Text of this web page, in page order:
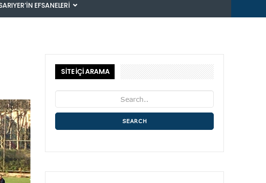
EFSANELERI
SİTE İÇİ ARAMA
SEARCH